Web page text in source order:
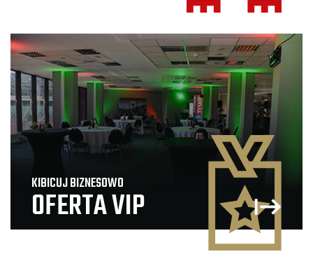
KIBICUJ BIZNESOWO
OFERTA VIP